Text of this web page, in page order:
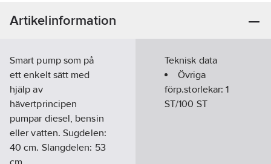
Artikelinformation
Smart pump som på
ett enkelt sätt med
hjälp av
hävertprincipen
pumpar diesel, bensin
eller vatten. Sugdelen:
40 cm. Slangdelen: 53
Teknisk data
Övriga
förp.storlekar:1
ST/100 ST